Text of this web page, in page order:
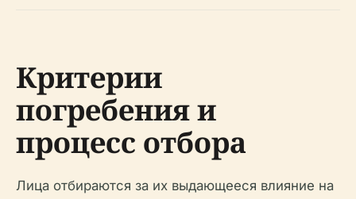
Критерии
погребения и
процесс отбора
Лица отбираются за их выдающееся влияние на